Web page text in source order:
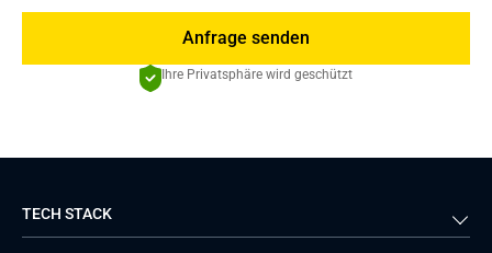
Anfrage senden
Ihre Privatsphäre wird geschützt
TECH STACK